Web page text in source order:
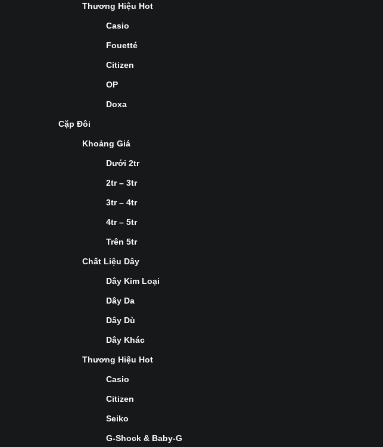
Thương Hiệu Hot
Casio
Fouetté
Citizen
OP
Doxa
Cặp Đôi
Khoảng Giá
Dưới 2tr
2tr – 3tr
3tr – 4tr
4tr – 5tr
Trên 5tr
Chất Liệu Dây
Dây Kim Loại
Dây Da
Dây Dù
Dây Khác
Thương Hiệu Hot
Casio
Citizen
Seiko
G-Shock & Baby-G